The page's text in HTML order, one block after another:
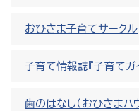
おひさま子育てサークル
子育て情報誌『子育てガ
歯のはなし（おひさまハ